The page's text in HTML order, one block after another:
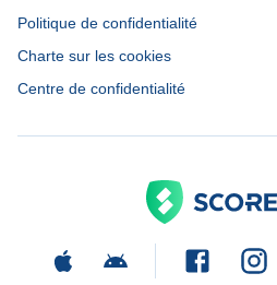
Politique de confidentialité
Charte sur les cookies
Centre de confidentialité